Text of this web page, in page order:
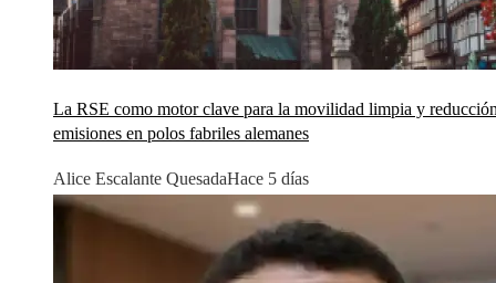
La RSE como motor clave para la movilidad limpia y
emisiones en polos fabriles alemanes
Alice Escalante QuesadaHace 5 días